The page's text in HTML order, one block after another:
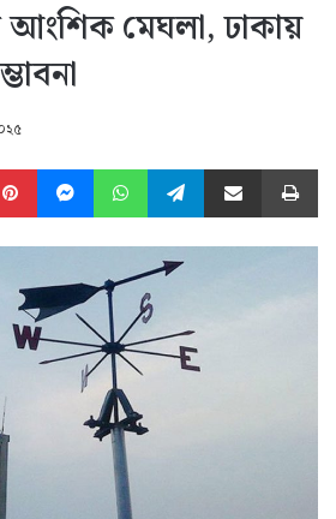
মেঘলা, ঢাকায়
PinterestMessengerWhatsAppTelegramShare via Email